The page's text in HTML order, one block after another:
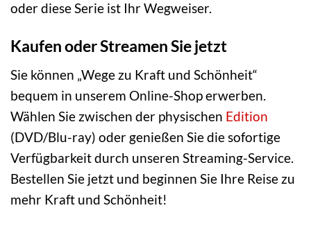
oder diese Serie ist Ihr Wegweiser.
Kaufen oder Streamen Sie jetzt
Sie können „Wege zu Kraft und Schönheit“
bequem in unserem Online-Shop erwerben.
Wählen Sie zwischen der physischen Edition
(DVD/Blu-ray) oder genießen Sie die sofortige
Verfügbarkeit durch unseren Streaming-Service.
Bestellen Sie jetzt und beginnen Sie Ihre Reise zu
mehr Kraft und Schönheit!